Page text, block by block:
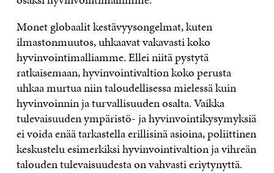
Monet globaalit kestävyysongelmat, kuten
ilmastonmuutos, uhkaavat vakavasti koko
hyvinvointimalliamme. Ellei niitä pystytä
ratkaisemaan, hyvinvointivaltion koko perusta
uhkaa murtua niin taloudellisessa mielessä kuin
hyvinvoinnin ja turvallisuuden osalta. Vaikka
tulevaisuuden ympäristö- ja hyvinvointikysymyksiä
ei voida enää tarkastella erillisinä asioina, poliittinen
keskustelu esimerkiksi hyvinvointivaltion ja vihreän
talouden tulevaisuudesta on vahvasti eriytynyttä.